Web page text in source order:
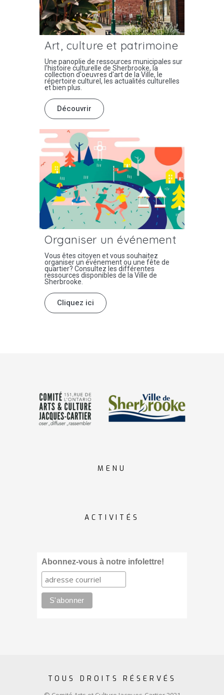
Art, culture et patrimoine
Une panoplie de ressources municipales sur
l'histoire culturelle de Sherbrooke, la
collection d'oeuvres d'art de la Ville, le
répertoire culturel, les actualités culturelles
et bien plus.
Découvrir
Organiser un événement
Vous êtes citoyen et vous souhaitez
organiser un événement ou une fête de
quartier? Consultez les différentes
ressources disponibles de la Ville de
Sherbrooke.
Cliquez ici
MENU
ACTIVITÉS
Abonnez-vous à notre infolettre!
TOUS DROITS RÉSERVÉS